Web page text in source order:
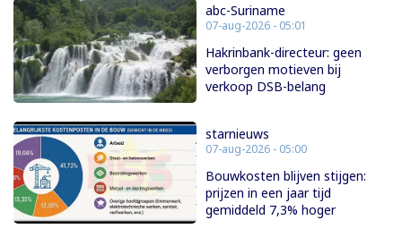
abc-Suriname
07-aug-2026 - 05:01
Hakrinbank-directeur: geen
verborgen motieven bij
verkoop DSB-belang
starnieuws
07-aug-2026 - 05:00
Bouwkosten blijven stijgen:
prijzen in een jaar tijd
gemiddeld 7,3% hoger